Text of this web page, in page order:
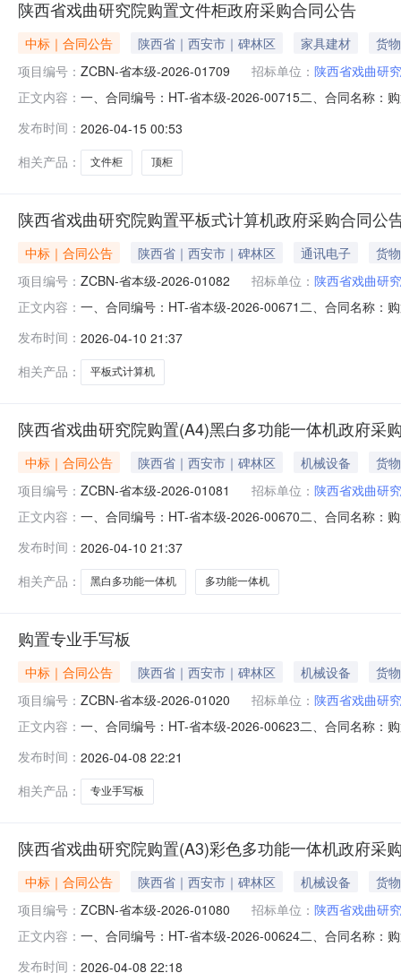
陕西省戏曲研究院购置文件柜政府采购合同公告
中标｜合同公告 陕西省｜西安市｜碑林区 家具建材
货物
项目编号： ZCBN-省本级-2026-01709 招标单位： 陕西省戏曲研
正文内容： 一、合同编号：HT-省本级-2026-00715二、合同名称：
的：序号名称数量(单位)单价(元)总价(元)规格型号/服务
发布时间： 2026-04-15 00:53
相关产品：
文件柜 顶柜
陕西省戏曲研究院购置平板式计算机政府采购合同公
中标｜合同公告 陕西省｜西安市｜碑林区 通讯电子
货物
项目编号： ZCBN-省本级-2026-01082 招标单位： 陕西省戏曲研
正文内容： 一、合同编号：HT-省本级-2026-00671二、合同名称：
18991929323六、合同主要信息主要标的：序号名称数
发布时间： 2026-04-10 21:37
相关产品：
平板式计算机
陕西省戏曲研究院购置(A4)黑白多功能一体机政府采
中标｜合同公告 陕西省｜西安市｜碑林区 机械设备
货物
项目编号： ZCBN-省本级-2026-01081 招标单位： 陕西省戏曲研
正文内容： 一、合同编号：HT-省本级-2026-00670二、合同名称：
文艺路街道联系方式：18991929323六、合同主要信息
发布时间： 2026-04-10 21:37
相关产品：
黑白多功能一体机 多功能一体机
购置专业手写板
中标｜合同公告 陕西省｜西安市｜碑林区 机械设备
货物
项目编号： ZCBN-省本级-2026-01020 招标单位： 陕西省戏曲研
正文内容： 一、合同编号：HT-省本级-2026-00623二、合同名称：
合同主要信息主要标的名称：手写式输入设备规格型号
发布时间： 2026-04-08 22:21
相关产品：
专业手写板
陕西省戏曲研究院购置(A3)彩色多功能一体机政府采
中标｜合同公告 陕西省｜西安市｜碑林区 机械设备
货物
项目编号： ZCBN-省本级-2026-01080 招标单位： 陕西省戏曲研
正文内容： 一、合同编号：HT-省本级-2026-00624二、合同名称：
发布时间： 2026-04-08 22:18